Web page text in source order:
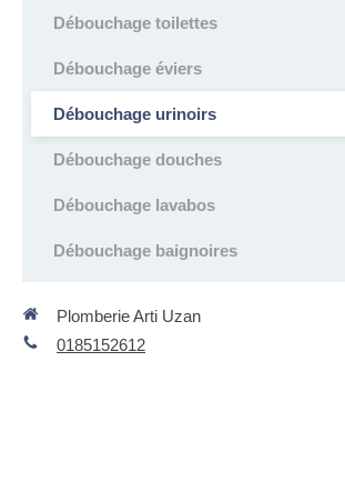
Débouchage toilettes
Débouchage éviers
Débouchage urinoirs
Débouchage douches
Débouchage lavabos
Débouchage baignoires
Plomberie Arti Uzan
0185152612